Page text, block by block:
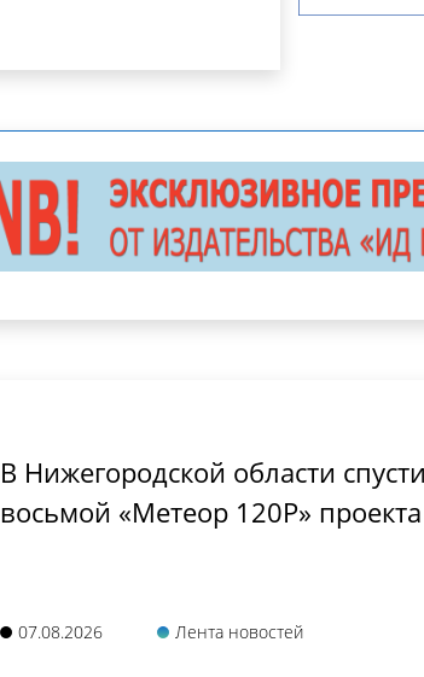
В Нижегородской области
восьмой «Метеор 120Р»
07.08.2026 Лента новостей